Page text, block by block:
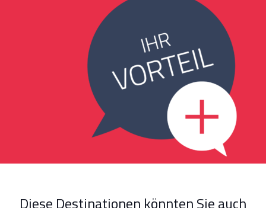
Diese Destinationen könnten Sie auch